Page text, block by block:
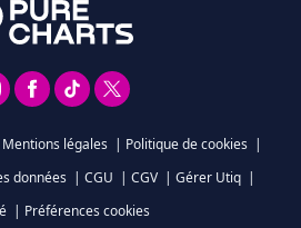
Mentions légales | Politique de cookies |
données | CGU | CGV | Gérer Utiq |
| Préférences cookies